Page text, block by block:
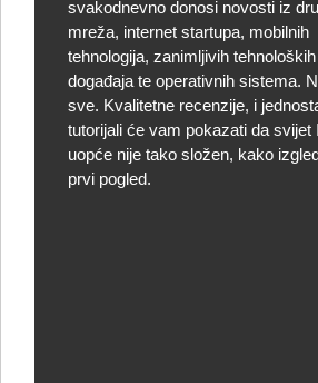
svakodnevno donosi novosti iz
mreža, internet startupa, mobilnih
tehnologija, zanimljivih tehnoloških
događaja te operativnih sistema.
sve. Kvalitetne recenzije, i
tutorijali će vam pokazati da svijet
uopće nije tako složen, kako
prvi pogled.